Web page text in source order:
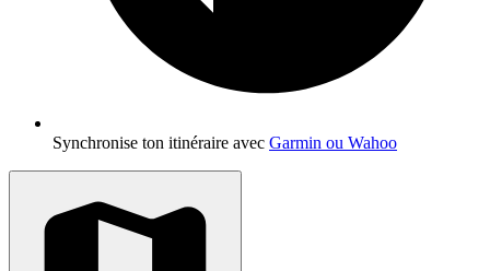
Synchronise ton itinéraire avec Garmin ou Wahoo